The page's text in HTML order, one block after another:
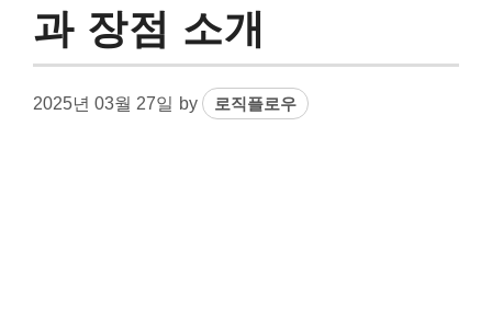
과 장점 소개
2025년 03월 27일 by 로직플로우